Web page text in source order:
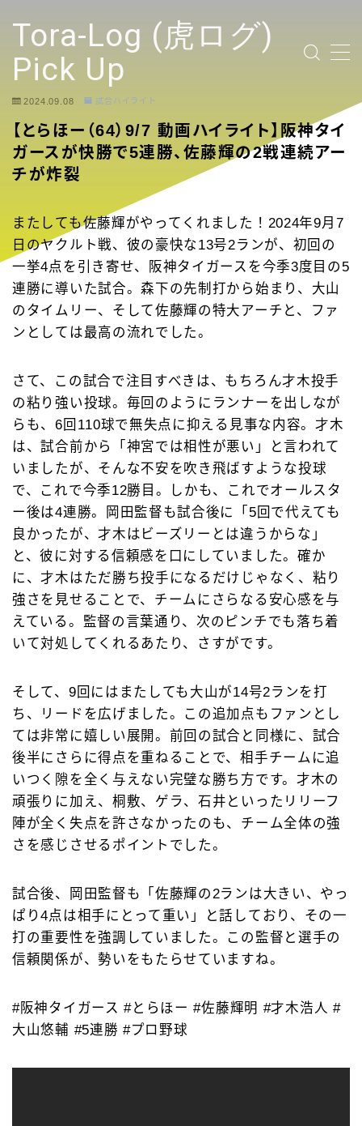
Tora-Log (虎ログ)
Pick Up
TOP PAGE
2024 Tigers Ticket
YouTubeリンク投稿
選手
試合ハイライト
2024.09.08 試合ハイライト
【とらほー（64）9/7 動画ハイライト】阪神タイ
ガースが快勝で5連勝、佐藤輝の2戦連続アー
チが炸裂
またしても佐藤輝がやってくれました！2024年9月7
日のヤクルト戦、彼の豪快な13号2ランが、初回の
一挙4点を引き寄せ、阪神タイガースを今季3度目の5
連勝に導いた試合。森下の先制打から始まり、大山
のタイムリー、そして佐藤輝の特大アーチと、ファ
ンとしては最高の流れでした。
さて、この試合で注目すべきは、もちろん才木投手
の粘り強い投球。毎回のようにランナーを出しなが
らも、6回110球で無失点に抑える見事な内容。才木
は、試合前から「神宮では相性が悪い」と言われて
いましたが、そんな不安を吹き飛ばすような投球
で、これで今季12勝目。しかも、これでオールスタ
ー後は4連勝。岡田監督も試合後に「5回で代えても
良かったが、才木はビーズリーとは違うからな」
と、彼に対する信頼感を口にしていました。確か
に、才木はただ勝ち投手になるだけじゃなく、粘り
強さを見せることで、チームにさらなる安心感を与
えている。監督の言葉通り、次のピンチでも落ち着
いて対処してくれるあたり、さすがです。
そして、9回にはまたしても大山が14号2ランを打
ち、リードを広げました。この追加点もファンとし
ては非常に嬉しい展開。前回の試合と同様に、試合
後半にさらに得点を重ねることで、相手チームに追
いつく隙を全く与えない完璧な勝ち方です。才木の
頑張りに加え、桐敷、ゲラ、石井といったリリーフ
陣が全く失点を許さなかったのも、チーム全体の強
さを感じさせるポイントでした。
試合後、岡田監督も「佐藤輝の2ランは大きい、やっ
ぱり4点は相手にとって重い」と話しており、その一
打の重要性を強調していました。この監督と選手の
信頼関係が、勢いをもたらせていますね。
#阪神タイガース #とらほー #佐藤輝明 #才木浩人 #
大山悠輔 #5連勝 #プロ野球